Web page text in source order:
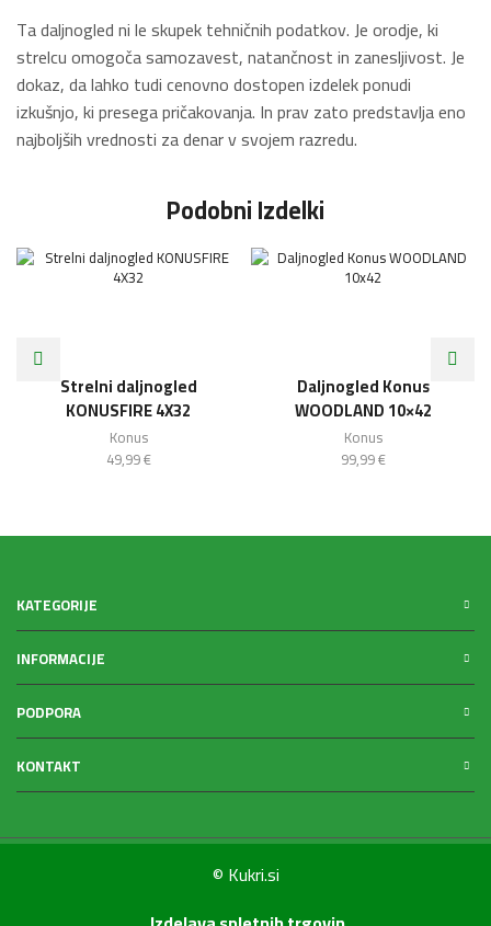
Ta daljnogled ni le skupek tehničnih podatkov. Je orodje, ki
strelcu omogoča samozavest, natančnost in zanesljivost. Je
dokaz, da lahko tudi cenovno dostopen izdelek ponudi
izkušnjo, ki presega pričakovanja. In prav zato predstavlja eno
najboljših vrednosti za denar v svojem razredu.
Podobni Izdelki
Strelni daljnogled
KONUSFIRE 4X32
Konus
49,99€
Daljnogled Konus
WOODLAND 10×42
Konus
99,99€
KATEGORIJE
INFORMACIJE
PODPORA
KONTAKT
© Kukri.si